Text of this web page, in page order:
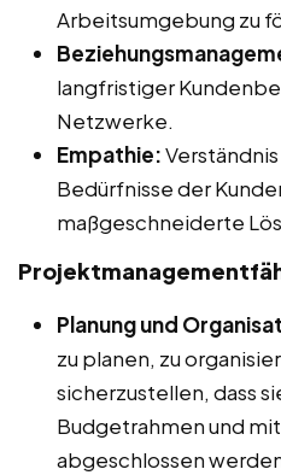
Arbeitsumgebung zu
langfristiger
Netzwerke.
Empathie:
Bedürfnisse der
maßgeschneiderte
Planung und
zu planen, zu
sicherzustellen, dass
Budgetrahmen und
abgeschlossen